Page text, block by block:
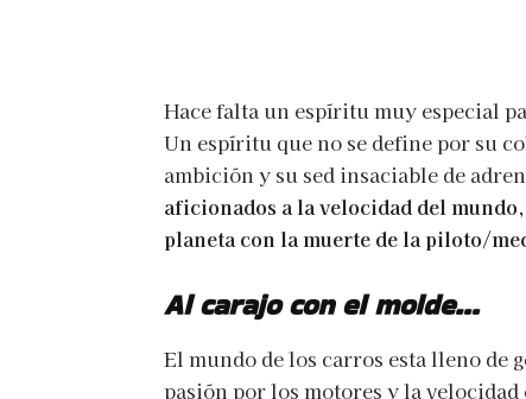
Hace falta un espíritu muy especial
Un espíritu que no se define por su
ambición y su sed insaciable de
aficionados a la velocidad del
planeta con la muerte de la piloto/
Al carajo con el molde…
El mundo de los carros esta lleno de
pasión por los motores y la